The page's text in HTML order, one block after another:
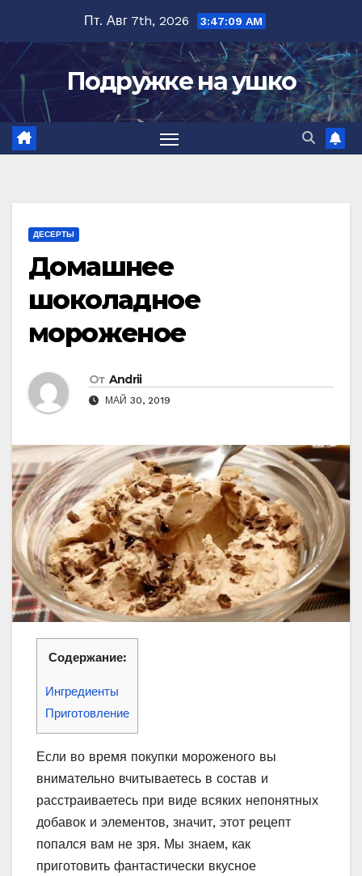
содержимому
Пт. Авг 7th, 2026 3:47:10 AM
Подружке на ушко
ДЕСЕРТЫ
Домашнее
шоколадное
мороженое
От Andrii
МАЙ 30, 2019
Содержание:
Ингредиенты
Приготовление
Если во время покупки мороженого вы
внимательно вчитываетесь в состав и
расстраиваетесь при виде всяких непонятных
добавок и элементов, значит, этот рецепт
попался вам не зря. Мы знаем, как
приготовить фантастически вкусное